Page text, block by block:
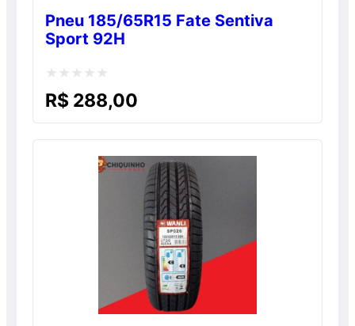
Pneu 185/65R15 Fate Sentiva
Sport 92H
Avaliação
R$ 288,00